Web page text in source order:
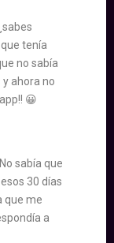
tenía
no sabía
y ahora no
😀
sabía que
30 días
que me
a